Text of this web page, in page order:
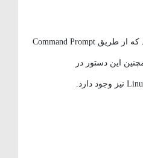
Telnet یک دستور داخلی دارد که از طریق Command Prompt
این دستور در